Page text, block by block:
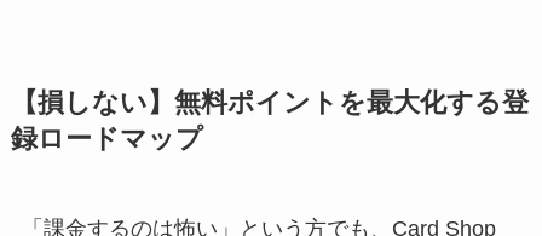
【損しない】無料ポイントを最大化する登
録ロードマップ
「課金するのは怖い」という方でも、Card Shop